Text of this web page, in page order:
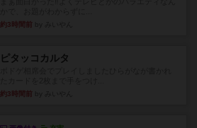
約3時間前
ピタッコカルタ
約3時間前